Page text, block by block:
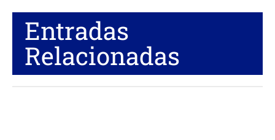
Entradas
Relacionadas